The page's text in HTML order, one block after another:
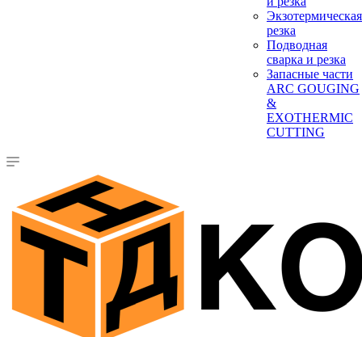
Экзотермическая
резка
Подводная
сварка и резка
Запасные части
ARC GOUGING
&
EXOTHERMIC
CUTTING